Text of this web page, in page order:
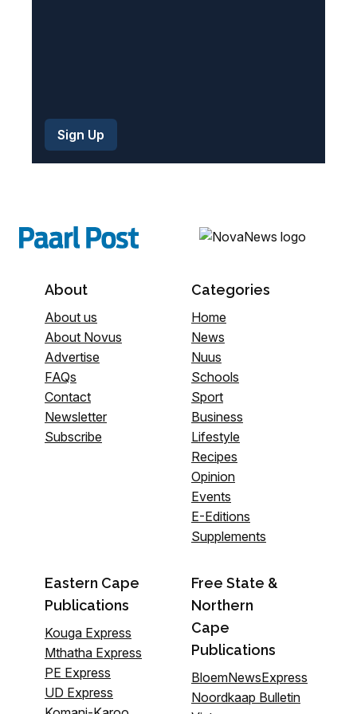
About
About us
About Novus
Advertise
FAQs
Contact
Newsletter
Subscribe
Categories
Home
News
Nuus
Schools
Sport
Business
Lifestyle
Recipes
Opinion
Events
E-Editions
Supplements
Eastern Cape
Publications
Kouga Express
Mthatha Express
PE Express
UD Express
Free State &
Northern
Cape
Publications
BloemNewsExpress
Noordkaap Bulletin